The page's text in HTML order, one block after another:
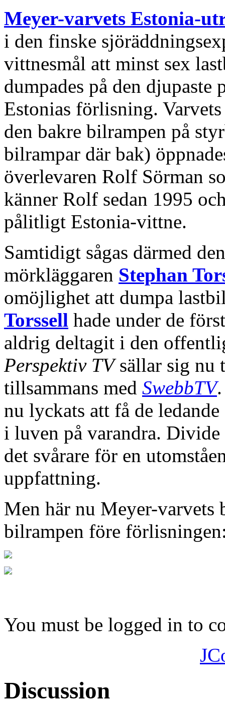
Meyer-varvets Estonia-
i den finske
vittnesmål att minst sex
dumpades på den djupaste
Estonias förlisning.
den bakre bilrampen på
bilrampar där bak)
överlevaren Rolf Sörman
känner Rolf sedan 1995
pålitligt Estonia-vittne.
Samtidigt sågas därmed
mörkläggaren Stephan
omöjlighet att dumpa
Torssell hade under de
aldrig deltagit i den
Perspektiv TVsällar sig nu
tillsammans med SwebbTV
nu lyckats att få de
i luven på varandra.
det svårare för en
uppfattning.
Men här nu Meyer-varvets
bilrampen före
You must be logged in to
Discussion